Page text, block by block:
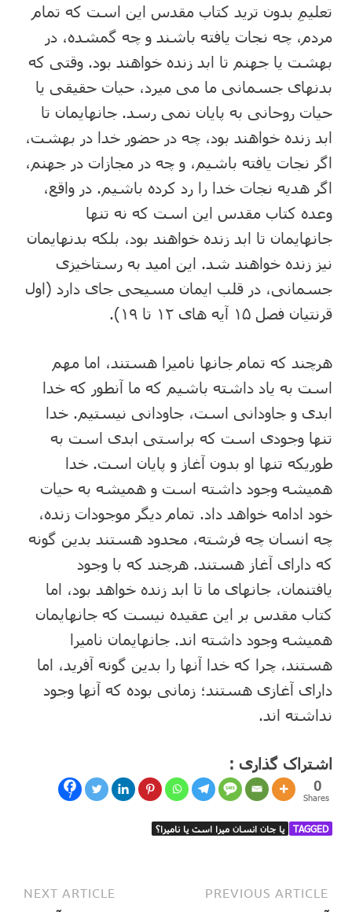
تعلیمِ بدون ترید کتاب مقدس این است که تمام
مردم، چه نجات یافته باشند و چه گمشده، در
بهشت یا جهنم تا ابد زنده خواهند بود. وقتی که
بدنهای جسمانی ما می میرد، حیات حقیقی یا
حیات روحانی به پایان نمی رسد. جانهایمان تا
ابد زنده خواهند بود، چه در حضور خدا در بهشت،
اگر نجات یافته باشیم، و چه در مجازات در جهنم،
اگر هدیه نجات خدا را رد کرده باشیم. در واقع،
وعده کتاب مقدس این است که نه تنها
جانهایمان تا ابد زنده خواهند بود، بلکه بدنهایمان
نیز زنده خواهند شد. این امید به رستاخیزی
جسمانی، در قلب ایمان مسیحی جای دارد (اول
قرنتیان فصل ۱۵ آیه های ۱۲ تا ۱۹).
هرچند که تمام جانها نامیرا هستند، اما مهم
است به یاد داشته باشیم که ما آنطور که خدا
ابدی و جاودانی است، جاودانی نیستیم. خدا
تنها وجودی است که براستی ابدی است به
طوریکه تنها او بدون آغاز و پایان است. خدا
همیشه وجود داشته است و همیشه به حیات
خود ادامه خواهد داد. تمام دیگر موجودات زنده،
چه انسان چه فرشته، محدود هستند بدین گونه
که دارای آغاز هستند. هرچند که با وجود
یافتنمان، جانهای ما تا ابد زنده خواهد بود، اما
کتاب مقدس بر این عقیده نیست که جانهایمان
همیشه وجود داشته اند. جانهایمان نامیرا
هستند، چرا که خدا آنها را بدین گونه آفرید، اما
دارای آغازی هستند؛ زمانی بوده که آنها وجود
نداشته اند.
اشتراک گذاری :
7
0
Shares
TAGGED یا جان انسان میرا است یا نامیرا؟
PREVIOUS ARTICLE
NEXT ARTICLE